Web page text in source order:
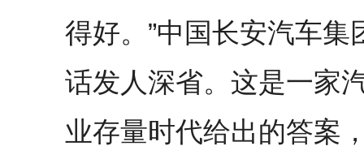
得好。”中国长安汽车
话发人深省。这是一家
业存量时代给出的答案